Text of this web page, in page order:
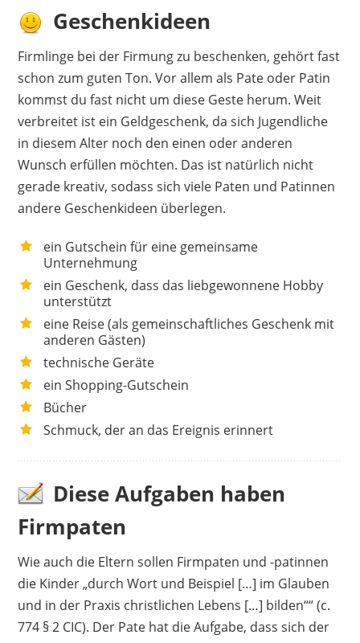
Geschenkideen
Firmlinge bei der Firmung zu beschenken, gehört fast
schon zum guten Ton. Vor allem als Pate oder Patin
kommst du fast nicht um diese Geste herum. Weit
verbreitet ist ein Geldgeschenk, da sich Jugendliche
in diesem Alter noch den einen oder anderen
Wunsch erfüllen möchten. Das ist natürlich nicht
gerade kreativ, sodass sich viele Paten und Patinnen
andere Geschenkideen überlegen.
ein Gutschein für eine gemeinsame
Unternehmung
ein Geschenk, dass das liebgewonnene Hobby
unterstützt
eine Reise (als gemeinschaftliches Geschenk mit
anderen Gästen)
technische Geräte
ein Shopping-Gutschein
Bücher
Schmuck, der an das Ereignis erinnert
Diese Aufgaben haben
Firmpaten
Wie auch die Eltern sollen Firmpaten und -patinnen
die Kinder „durch Wort und Beispiel […] im Glauben
und in der Praxis christlichen Lebens […] bilden““ (c.
774 § 2 CIC). Der Pate hat die Aufgabe, dass sich der